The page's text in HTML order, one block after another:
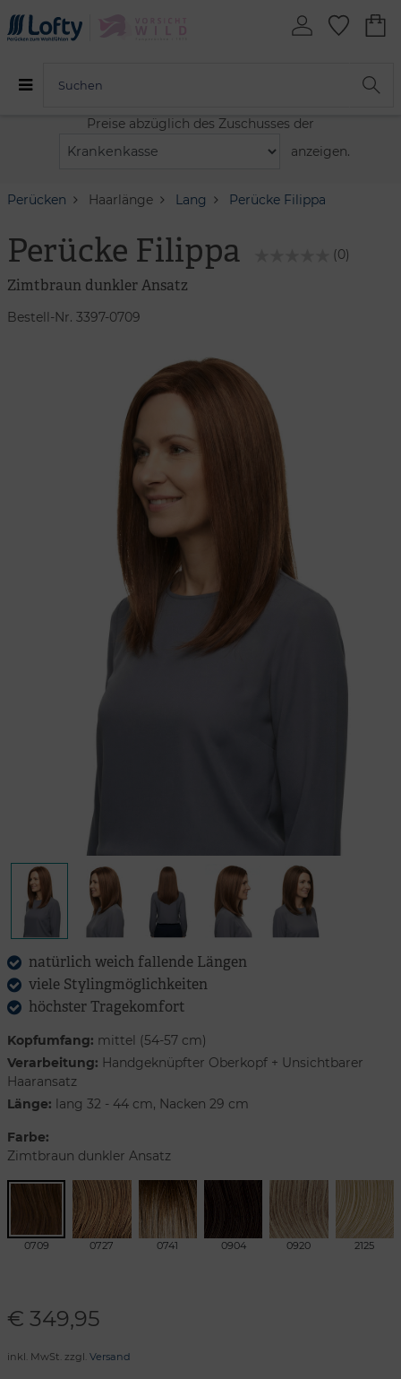
Preise abzüglich des Zuschusses der
anzeigen.
Perücken Haarlänge Lang Perücke Filippa
Perücke Filippa (0)
Zimtbraun dunkler Ansatz
Bestell-Nr. 3397-0709
natürlich weich fallende Längen
viele Stylingmöglichkeiten
höchster Tragekomfort
Kopfumfang: mittel (54-57 cm)
Verarbeitung: Handgeknüpfter Oberkopf + Unsichtbarer
Haaransatz
Länge: lang 32 - 44 cm, Nacken 29 cm
Farbe:
Zimtbraun dunkler Ansatz
0709 0727 0741 0904 0920 2125
€ 349,95
inkl. MwSt. zzgl. Versand